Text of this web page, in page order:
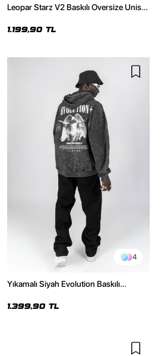
Leopar Starz V2 Baskılı Oversize Unisex
1.199,90 TL
4
Yıkamalı Siyah Evolution Baskılı
1.399,90 TL